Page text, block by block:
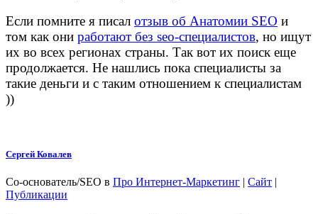
Если помните я писал отзыв об Анатомии SEO и
том как они работают без seo-специалистов, но ищут
их во всех регионах страны. Так вот их поиск еще
продолжается. Не нашлись пока специалисты за
такие деньги и с таким отношением к специалистам
))
Сергей Ковалев
Со-основатель/SEO в Про Интернет-Маркетинг | Сайт |
Публикации